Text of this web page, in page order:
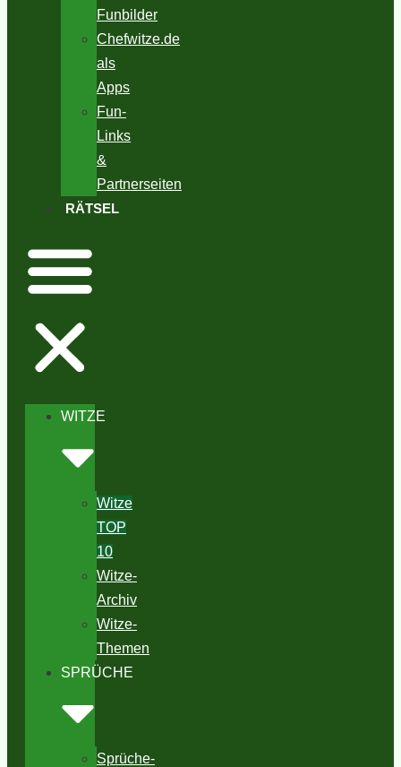
Funbilder
Chefwitze.de
als
Apps
Fun-
Links
&
Partnerseiten
RÄTSEL
WITZE
Witze
TOP
10
Witze-
Archiv
Witze-
Themen
SPRÜCHE
Sprüche-